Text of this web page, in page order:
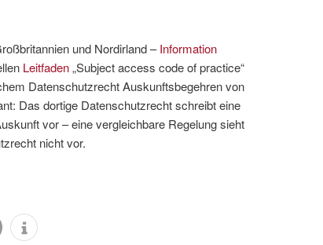
und Nordirland –Information
Leitfaden„Subject access code of practice“
Datenschutzrecht Auskunftsbegehren von
Das dortige Datenschutzrecht schreibt eine
vor – eine vergleichbare Regelung sieht
nicht vor.